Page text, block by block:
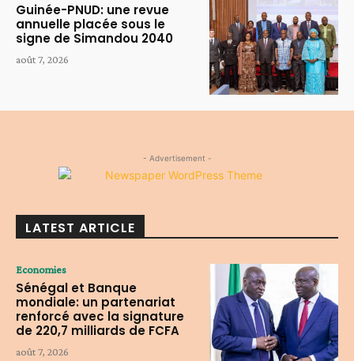
Guinée-PNUD: une revue
annuelle placée sous le
signe de Simandou 2040
août 7, 2026
- Advertisement -
LATEST ARTICLE
Economies
Sénégal et Banque
mondiale: un partenariat
renforcé avec la signature
de 220,7 milliards de FCFA
août 7, 2026